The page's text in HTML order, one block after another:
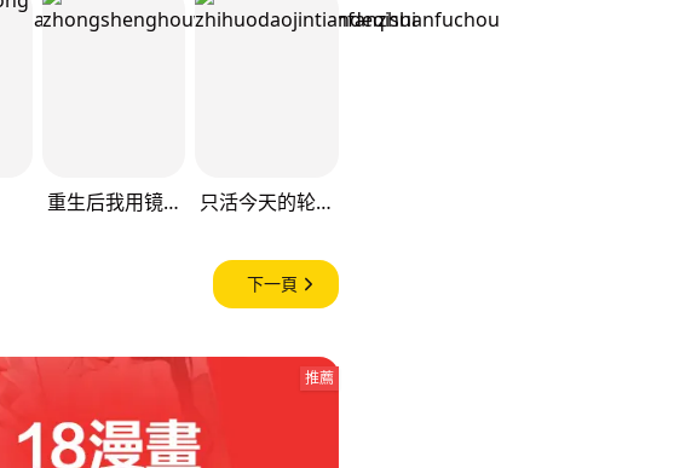
重生后我用镜面反转复仇 只活今天的轮回骑士
下一頁
推薦